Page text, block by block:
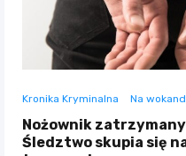
Kronika Kryminalna Na
Nożownik
Śledztwo skupia się